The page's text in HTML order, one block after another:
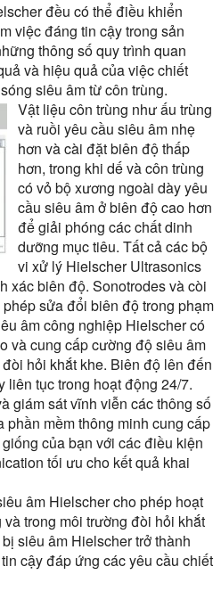
đều có thể điều khiển
việc đáng tin cậy trong sản
thông số quy trình quan
và hiệu quả của việc chiết
siêu âm từ côn trùng.
Vật liệu côn trùng như ấu trùng
và ruồi yêu cầu siêu âm nhẹ
hơn và cài đặt biên độ thấp
hơn, trong khi dế và côn trùng
có vỏ bộ xương ngoài dày yêu
cầu siêu âm ở biên độ cao hơn
để giải phóng các chất dinh
dưỡng mục tiêu. Tất cả các bộ
vi xử lý Hielscher Ultrasonics
xác biên độ. Sonotrodes và còi
sửa đổi biên độ trong phạm
âm công nghiệp Hielscher có
và cung cấp cường độ siêu âm
hỏi khắt khe. Biên độ lên đến
liên tục trong hoạt động 24/7.
giám sát vĩnh viễn các thông số
phần mềm thông minh cung cấp
của bạn với các điều kiện
tối ưu cho kết quả khai
âm Hielscher cho phép hoạt
trong môi trường đòi hỏi khắt
siêu âm Hielscher trở thành
cậy đáp ứng các yêu cầu chiết